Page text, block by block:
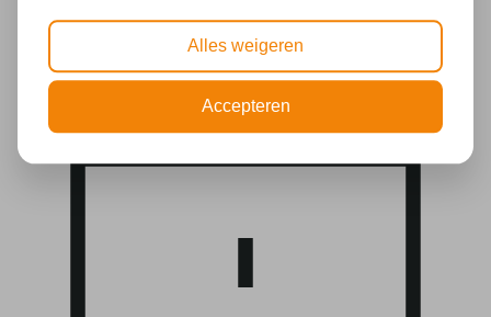
Alles weigeren
Accepteren